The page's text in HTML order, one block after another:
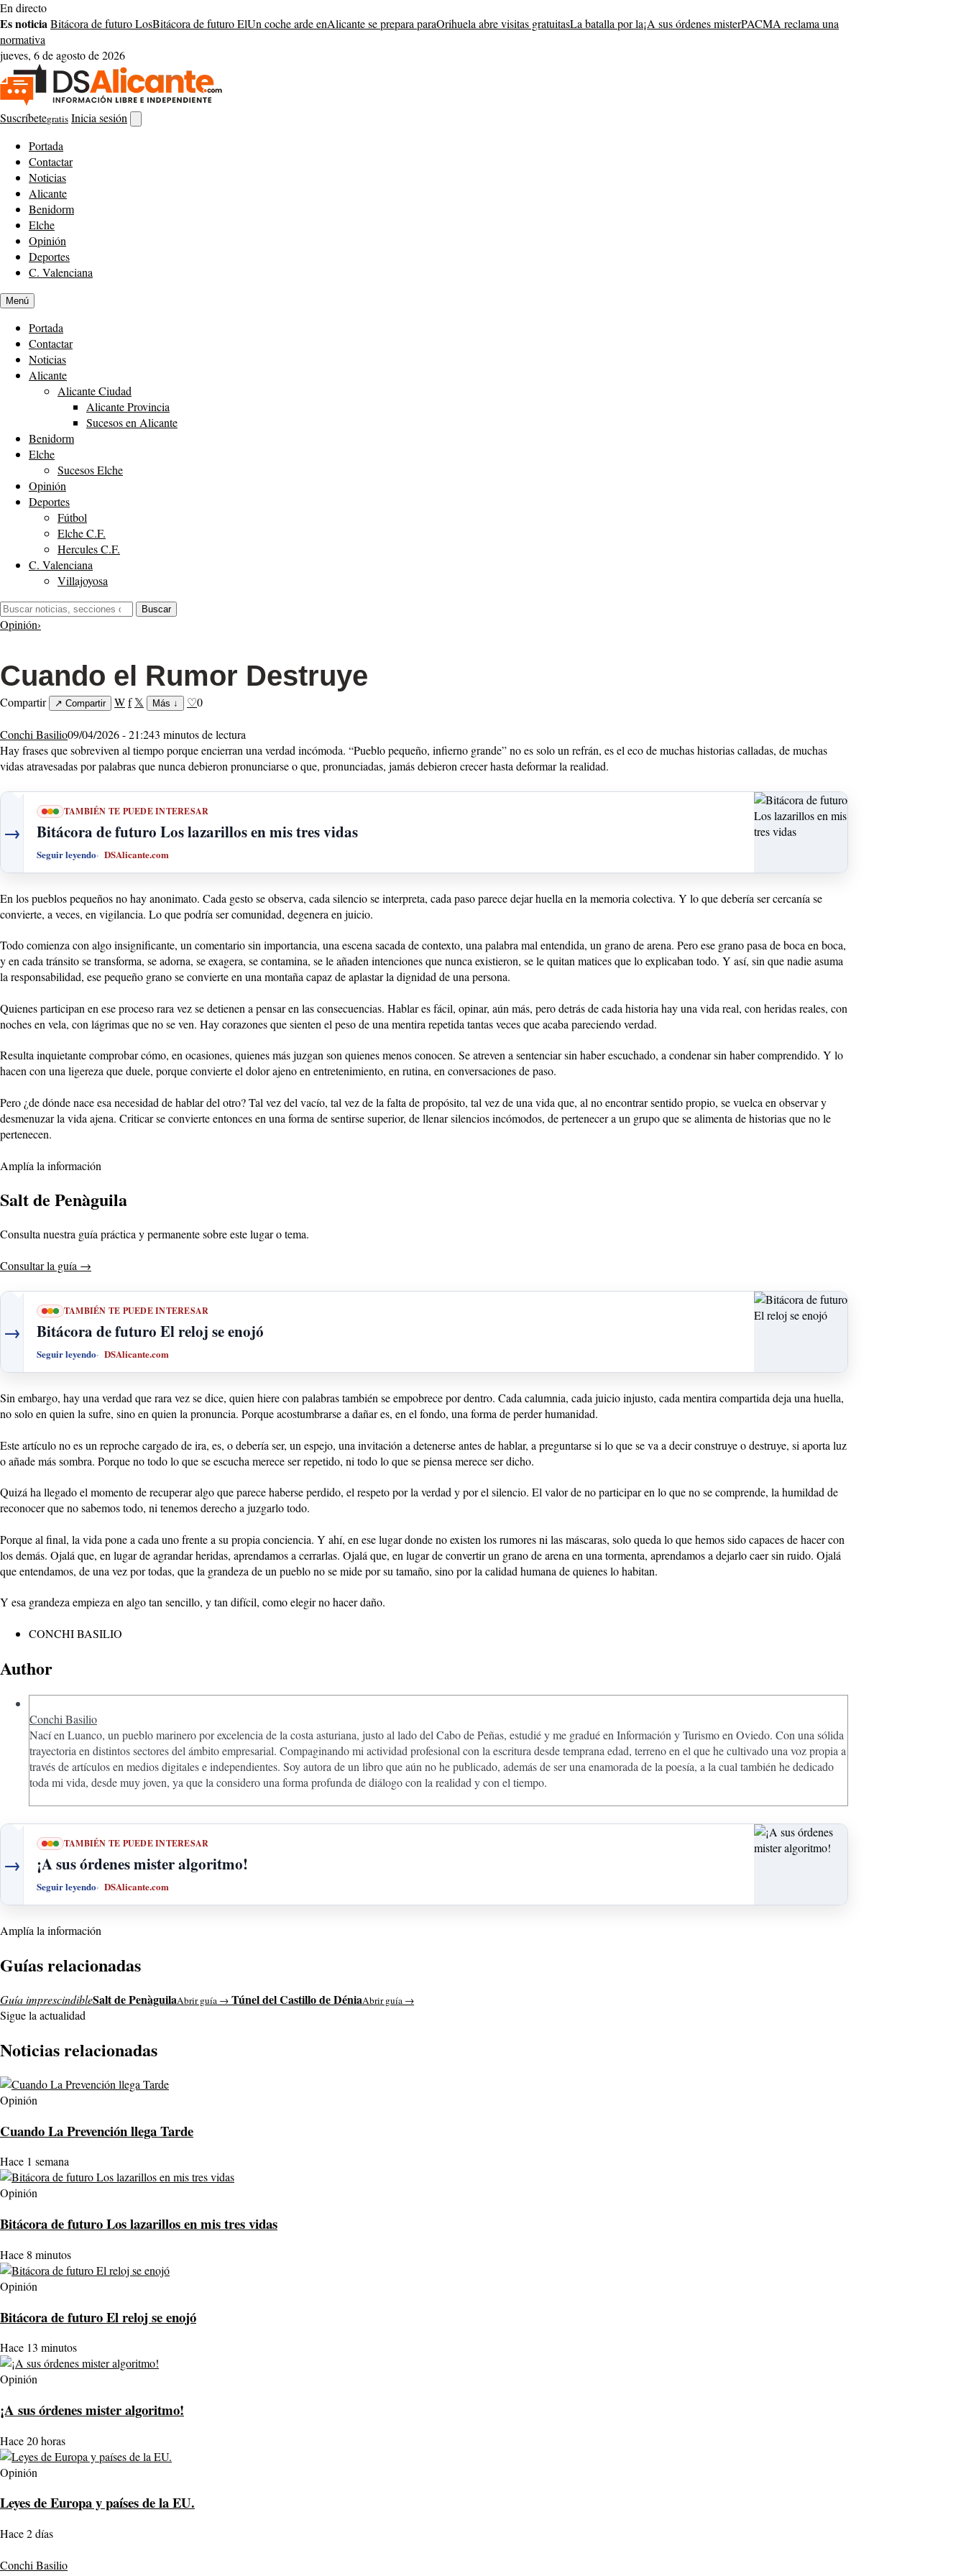
Saltar
al
contenido
En directo
Es noticiaBitácora de futuro LosBitácora de futuro ElUn coche arde enAlicante se prepara paraOrihuela abre visitas gratuitasLa batalla por la¡A sus órdenes misterPACMA reclama una
normativa
jueves, 6 de agosto de 2026
Suscríbetegratis Inicia sesión
buscador
Portada
Contactar
Noticias
Alicante
Benidorm
Elche
Opinión
Deportes
C. Valenciana
Menú
Portada
Contactar
Noticias
Alicante
Alicante Ciudad
Alicante Provincia
Sucesos en Alicante
Benidorm
Elche
Sucesos Elche
Opinión
Deportes
Fútbol
Elche C.F.
Hercules C.F.
C. Valenciana
Villajoyosa
Buscar:
Buscar
Opinión›
Cuando el Rumor Destruye
Compartir ↗ Compartir Wf 𝕏 Más ↓ ♡0
Conchi Basilio09/04/2026 - 21:243 minutos de lectura
Hay frases que sobreviven al tiempo porque encierran una verdad incómoda. “Pueblo pequeño, infierno grande” no es solo un refrán, es el eco de muchas historias calladas, de muchas
vidas atravesadas por palabras que nunca debieron pronunciarse o que, pronunciadas, jamás debieron crecer hasta deformar la realidad.
→
TAMBIÉN TE PUEDE INTERESAR
Bitácora de futuro Los lazarillos en mis tres vidas
Seguir leyendo DSAlicante.com
En los pueblos pequeños no hay anonimato. Cada gesto se observa, cada silencio se interpreta, cada paso parece dejar huella en la memoria colectiva. Y lo que debería ser cercanía se
convierte, a veces, en vigilancia. Lo que podría ser comunidad, degenera en juicio.
Todo comienza con algo insignificante, un comentario sin importancia, una escena sacada de contexto, una palabra mal entendida, un grano de arena. Pero ese grano pasa de boca en boca,
y en cada tránsito se transforma, se adorna, se exagera, se contamina, se le añaden intenciones que nunca existieron, se le quitan matices que lo explicaban todo. Y así, sin que nadie asuma
la responsabilidad, ese pequeño grano se convierte en una montaña capaz de aplastar la dignidad de una persona.
Quienes participan en ese proceso rara vez se detienen a pensar en las consecuencias. Hablar es fácil, opinar, aún más, pero detrás de cada historia hay una vida real, con heridas reales, con
noches en vela, con lágrimas que no se ven. Hay corazones que sienten el peso de una mentira repetida tantas veces que acaba pareciendo verdad.
Resulta inquietante comprobar cómo, en ocasiones, quienes más juzgan son quienes menos conocen. Se atreven a sentenciar sin haber escuchado, a condenar sin haber comprendido. Y lo
hacen con una ligereza que duele, porque convierte el dolor ajeno en entretenimiento, en rutina, en conversaciones de paso.
Pero ¿de dónde nace esa necesidad de hablar del otro? Tal vez del vacío, tal vez de la falta de propósito, tal vez de una vida que, al no encontrar sentido propio, se vuelca en observar y
desmenuzar la vida ajena. Criticar se convierte entonces en una forma de sentirse superior, de llenar silencios incómodos, de pertenecer a un grupo que se alimenta de historias que no le
pertenecen.
Amplía la información
Salt de Penàguila
Consulta nuestra guía práctica y permanente sobre este lugar o tema.
Consultar la guía →
→
TAMBIÉN TE PUEDE INTERESAR
Bitácora de futuro El reloj se enojó
Seguir leyendo DSAlicante.com
Sin embargo, hay una verdad que rara vez se dice, quien hiere con palabras también se empobrece por dentro. Cada calumnia, cada juicio injusto, cada mentira compartida deja una huella,
no solo en quien la sufre, sino en quien la pronuncia. Porque acostumbrarse a dañar es, en el fondo, una forma de perder humanidad.
Este artículo no es un reproche cargado de ira, es, o debería ser, un espejo, una invitación a detenerse antes de hablar, a preguntarse si lo que se va a decir construye o destruye, si aporta luz
o añade más sombra. Porque no todo lo que se escucha merece ser repetido, ni todo lo que se piensa merece ser dicho.
Quizá ha llegado el momento de recuperar algo que parece haberse perdido, el respeto por la verdad y por el silencio. El valor de no participar en lo que no se comprende, la humildad de
reconocer que no sabemos todo, ni tenemos derecho a juzgarlo todo.
Porque al final, la vida pone a cada uno frente a su propia conciencia. Y ahí, en ese lugar donde no existen los rumores ni las máscaras, solo queda lo que hemos sido capaces de hacer con
los demás. Ojalá que, en lugar de agrandar heridas, aprendamos a cerrarlas. Ojalá que, en lugar de convertir un grano de arena en una tormenta, aprendamos a dejarlo caer sin ruido. Ojalá
que entendamos, de una vez por todas, que la grandeza de un pueblo no se mide por su tamaño, sino por la calidad humana de quienes lo habitan.
Y esa grandeza empieza en algo tan sencillo, y tan difícil, como elegir no hacer daño.
CONCHI BASILIO
Author
Conchi Basilio
Nací en Luanco, un pueblo marinero por excelencia de la costa asturiana, justo al lado del Cabo de Peñas, estudié y me gradué en Información y Turismo en Oviedo. Con una sólida
trayectoria en distintos sectores del ámbito empresarial. Compaginando mi actividad profesional con la escritura desde temprana edad, terreno en el que he cultivado una voz propia a
través de artículos en medios digitales e independientes. Soy autora de un libro que aún no he publicado, además de ser una enamorada de la poesía, a la cual también he dedicado
toda mi vida, desde muy joven, ya que la considero una forma profunda de diálogo con la realidad y con el tiempo.
→
TAMBIÉN TE PUEDE INTERESAR
¡A sus órdenes mister algoritmo!
Seguir leyendo DSAlicante.com
Amplía la información
Guías relacionadas
Guía imprescindibleSalt de PenàguilaAbrir guía → Túnel del Castillo de DéniaAbrir guía →
Sigue la actualidad
Noticias relacionadas
Opinión
Cuando La Prevención llega Tarde
Hace 1 semana
Opinión
Bitácora de futuro Los lazarillos en mis tres vidas
Hace 8 minutos
Opinión
Bitácora de futuro El reloj se enojó
Hace 13 minutos
Opinión
¡A sus órdenes mister algoritmo!
Hace 20 horas
Opinión
Leyes de Europa y países de la EU.
Hace 2 días
Conchi Basilio